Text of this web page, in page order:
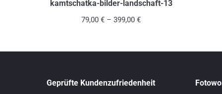
weist
können
kamtschatka-bilder-landschaft-13
79,00€ –399,00€
Geprüfte Kundenzufriedenheit